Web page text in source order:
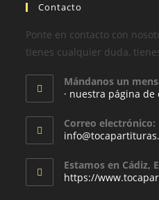
Contacto
Ponte en contacto con
tienes cualquier duda,
Mándanos un
· nuestra página de
Correo electrónico:
Estamos en Cádiz,
https://